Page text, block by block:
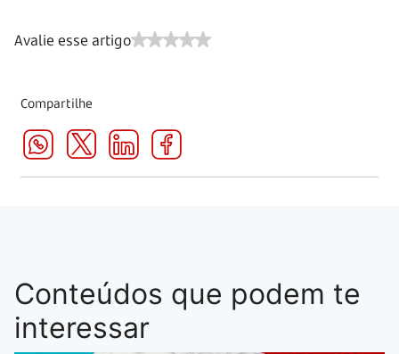
Avalie esse artigo
Compartilhe
Conteúdos que podem te
interessar